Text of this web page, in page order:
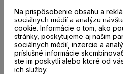
Na prispôsobenie obsahu a
sociálnych médií a analýzu
cookie. Informácie o tom, ako
stránky, poskytujeme aj našim
sociálnych médií, inzercie a
príslušné informácie
ste im poskytli alebo ktoré od
ich služby.